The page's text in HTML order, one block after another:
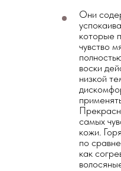
Они
которые
чувство
воски
низкой
самых
кожи.
по
как